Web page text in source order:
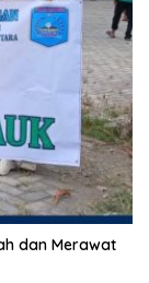
dan Merawat